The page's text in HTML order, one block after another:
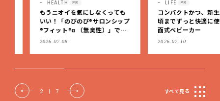
HEALTH PR
もうニオイを気にしなくっても
いい！「のびのび®サロンシップ
®フィット®α （無臭性）」で、
肩こりや足腰のダルさを出先で
2026.07.08
LIFE PR
コンパクトかつ、新生児か
頃までずっと快適に使える
面式ベビーカー
2026.07.10
2 | 7 すべて見る